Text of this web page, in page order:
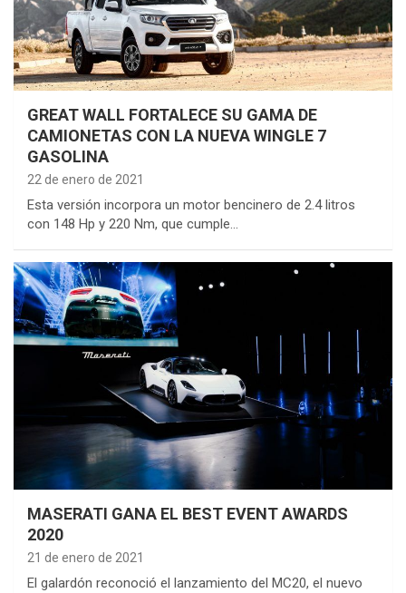
GREAT WALL FORTALECE SU GAMA DE
CAMIONETAS CON LA NUEVA WINGLE 7
GASOLINA
22 de enero de 2021
Esta versión incorpora un motor bencinero de 2.4 litros
con 148 Hp y 220 Nm, que cumple…
MASERATI GANA EL BEST EVENT AWARDS
2020
21 de enero de 2021
El galardón reconoció el lanzamiento del MC20, el nuevo